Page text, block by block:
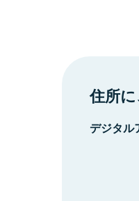
住所
デジタル